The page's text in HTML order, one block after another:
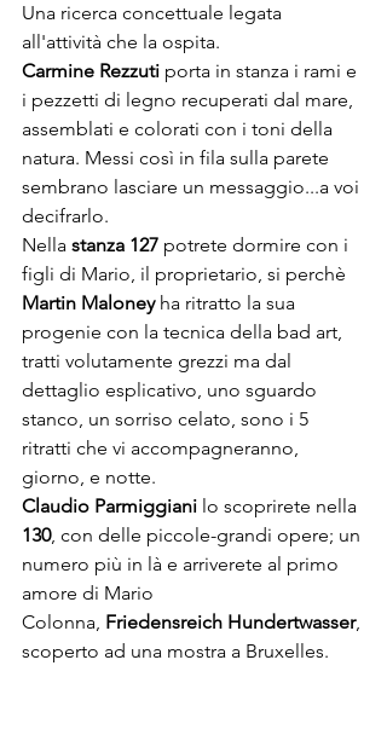
Una ricerca concettuale legata
all'attività che la ospita.
Carmine Rezzuti porta in stanza i rami e
i pezzetti di legno recuperati dal mare,
assemblati e colorati con i toni della
natura. Messi così in fila sulla parete
sembrano lasciare un messaggio...a voi
decifrarlo.
Nella stanza 127 potrete dormire con i
figli di Mario, il proprietario, si perchè
Martin Maloney ha ritratto la sua
progenie con la tecnica della bad art,
tratti volutamente grezzi ma dal
dettaglio esplicativo, uno sguardo
stanco, un sorriso celato, sono i 5
ritratti che vi accompagneranno,
giorno, e notte.
Claudio Parmiggiani lo scoprirete nella
130, con delle piccole-grandi opere; un
numero più in là e arriverete al primo
amore di Mario
Colonna, Friedensreich Hundertwasser,
scoperto ad una mostra a Bruxelles.